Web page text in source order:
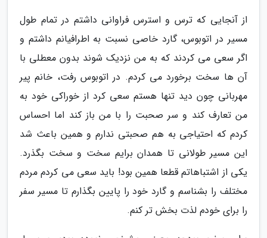
از آنجایی که ترس و استرس فراوانی داشتم در تمام طول
مسیر در اتوبوس، گارد خاصی نسبت به اطرافیانم داشتم و
اگر سعی می کردند که به من نزدیک شوند بدون معطلی با
آن ها سخت برخورد می کردم. در اتوبوس رفت، خانم پیر
مهربانی چون دید تنها هستم سعی کرد از خوراکی خود به
من تعارف کند و سر صحبت را با من باز کند اما احساس
کردم که احتیاجی به هم صحبتی ندارم و همین باعث شد
این مسیر طولانی تا همدان برایم سخت و سخت بگذرد.
یکی از اشتباهاتم قطعا همین بود! باید سعی می کردم مردم
مختلف را بشناسم و گارد خود را پایین بگذارم تا مسیر سفر
را برای خودم لذت بخش تر کنم.